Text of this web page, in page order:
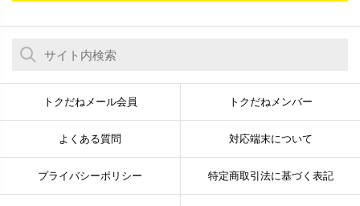
トクだねメール会員 トクだねメンバー
よくある質問 対応端末について
プライバシーポリシー 特定商取引法に基づく表記